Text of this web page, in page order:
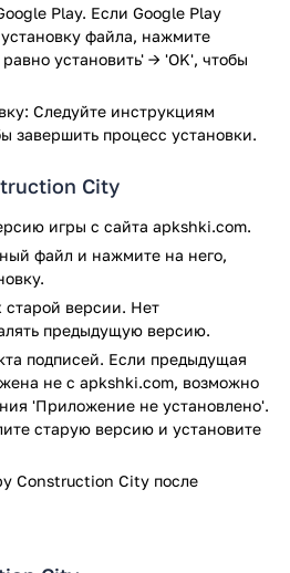
техникой, и успешно
хорошо реализовал
удобная и простая. На левой
стрелочки. Нажимая на них
располагается джойстик.
предметы. В верхней
две кнопки, облегчающие
этой кнопки можно полностью
Причем вернуть ее уже
перезагружать уровень.
эту кнопку, игрок сможет
технику. Она очень удобна,
требуется управлять
Приложение можно запустить
Play. Если Google Play
файла, нажмите
установить' → 'OK', чтобы
Следуйте инструкциям
завершить процесс установки.
City
игры с сайта apkshki.com.
файл и нажмите на него,
старой версии. Нет
предыдущую версию.
подписей. Если предыдущая
не с apkshki.com, возможно
'Приложение не установлено'.
старую версию и установите
Construction City после